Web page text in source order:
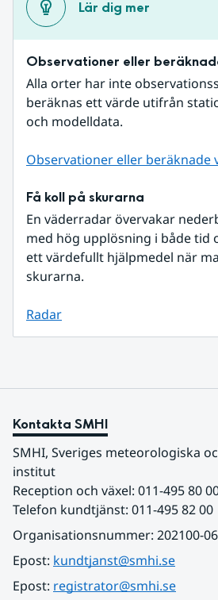
Lär dig mer
Observationer eller
Alla orter har inte
beräknas ett värde utifrån
och modelldata.
Observationer eller beräknade
Få koll på skurarna
En väderradar övervakar
med hög upplösning i både tid
ett värdefullt hjälpmedel när
skurarna.
Radar
Kontakta SMHI
SMHI, Sveriges meteorologiska
institut
Reception och växel: 011-495 80
Telefon kundtjänst: 011-495 82 00
Organisationsnummer: 202100-
Epost: kundtjanst@smhi.se
Epost: registrator@smhi.se